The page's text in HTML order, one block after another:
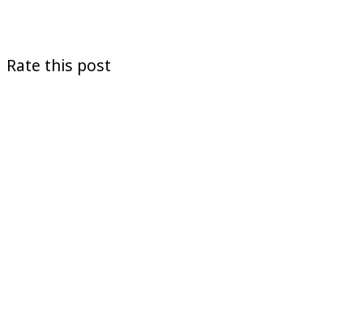
Rate this post